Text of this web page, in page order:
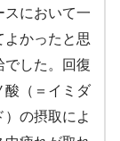
スにおいて一
よかったと思
でした。回復
酸（＝イミダ
）の摂取によ